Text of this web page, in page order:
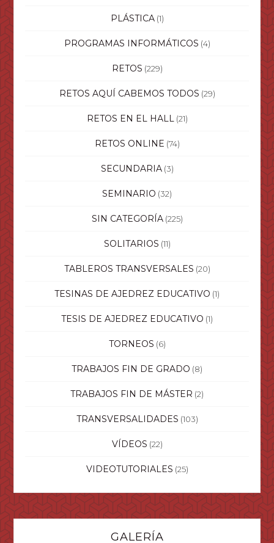
PLÁSTICA(1)
PROGRAMAS INFORMÁTICOS (4)
RETOS (229)
RETOS AQUÍ CABEMOS TODOS (29)
RETOS EN EL HALL(21)
RETOS ONLINE (74)
SECUNDARIA(3)
SEMINARIO (32)
SIN CATEGORÍA(225)
SOLITARIOS (11)
TABLEROS TRANSVERSALES (20)
TESINAS DE AJEDREZ EDUCATIVO (1)
TESIS DE AJEDREZ EDUCATIVO (1)
TORNEOS (6)
TRABAJOS FIN DE GRADO (8)
TRABAJOS FIN DE MÁSTER (2)
TRANSVERSALIDADES (103)
VÍDEOS (22)
VIDEOTUTORIALES (25)
GALERÍA